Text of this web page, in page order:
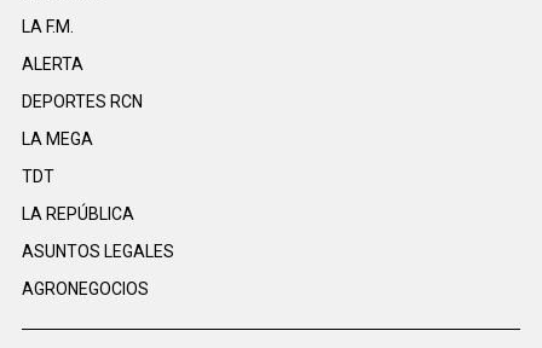
LA F.M.
ALERTA
DEPORTES RCN
LA MEGA
TDT
LA REPÚBLICA
ASUNTOS LEGALES
AGRONEGOCIOS